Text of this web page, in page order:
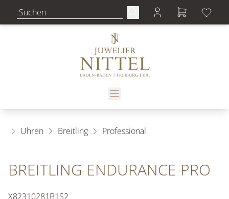
Uhren Breitling Professional
BREITLING ENDURANCE PRO
X82310281B1S2